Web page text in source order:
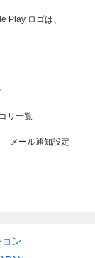
Play ロゴは、
リ一覧
メール通知設定
ン